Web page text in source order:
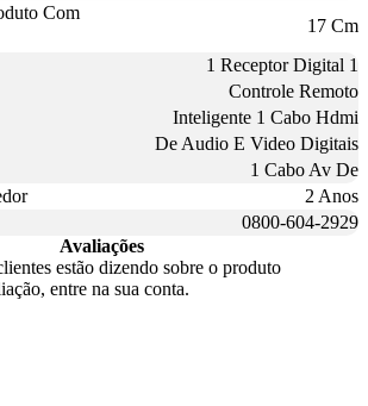
Com
17 Cm
1 Receptor Digital 1
Controle Remoto
Inteligente 1 Cabo Hdmi
De Audio E Video Digitais
1 Cabo Av De
2 Anos
0800-604-2929
Avaliações
estão dizendo sobre o produto
entre na sua conta.